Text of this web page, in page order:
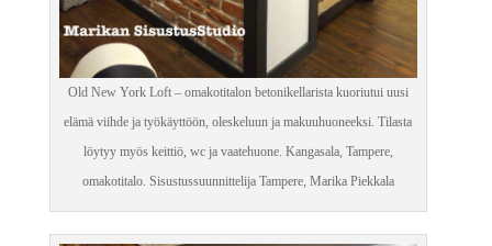
Old New York Loft – omakotitalon betonikellarista kuoriutui uusi
elämä viihde ja työkäyttöön, oleskeluun ja makuuhuoneeksi. Tilasta
löytyy myös keittiö, wc ja vaatehuone. Kangasala, Tampere,
omakotitalo. Sisustussuunnittelija Tampere, Marika Piekkala